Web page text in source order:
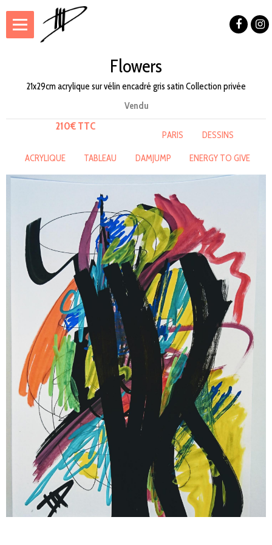
Flowers
21x29cm acrylique sur vélin encadré gris satin Collection privée
Vendu
210€ TTC
PARIS DESSINS
ACRYLIQUE TABLEAU DAMJUMP ENERGY TO GIVE